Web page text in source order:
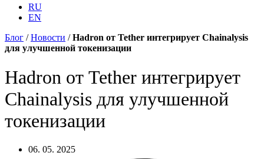
RU
EN
Блог /Новости /Hadron от Tether интегрирует Chainalysis
для улучшенной токенизации
Hadron от Tether интегрирует
Chainalysis для улучшенной
токенизации
06. 05. 2025